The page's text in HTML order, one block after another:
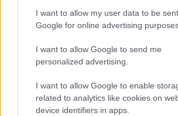
I want to allow my user data to be
Google for online advertising
I want to allow Google to send me
personalized advertising.
I want to allow Google to enable
related to analytics like cookies on
device identifiers in apps.